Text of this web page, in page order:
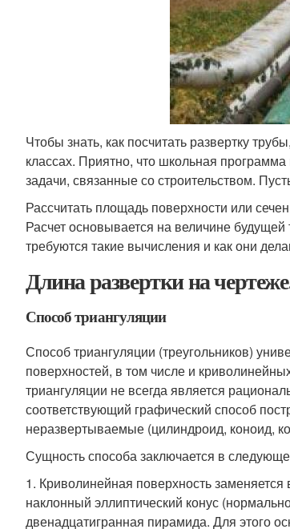
Чтобы знать, как посчитать развертку
классах. Приятно, что школьная
задачи, связанные со строительством.
Рассчитать площадь поверхности или
Расчет основывается на величине
требуются такие вычисления и как они
Длина развертки на
Способ триангуляции
Способ триангуляции (треугольников)
поверхностей, в том числе и
триангуляции не всегда является
соответствующий графический способ
неразвертываемые (цилиндроид, коноид,
Сущность способа заключается в
1. Криволинейная поверхность
наклонный эллиптический конус
двенадцатигранная пирамида. Для этого